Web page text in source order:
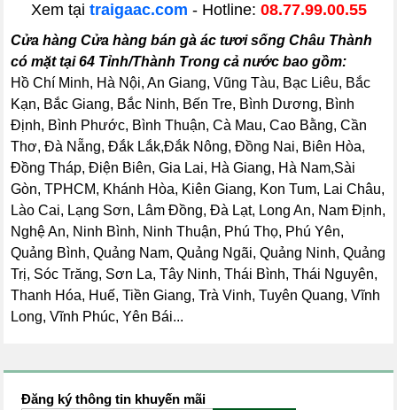
Xem tại traigaac.com - Hotline: 08.77.99.00.55
Cửa hàng Cửa hàng bán gà ác tươi sống Châu Thành
có mặt tại 64 Tỉnh/Thành Trong cả nước bao gồm:
Hồ Chí Minh, Hà Nội, An Giang, Vũng Tàu, Bạc Liêu, Bắc
Kạn, Bắc Giang, Bắc Ninh, Bến Tre, Bình Dương, Bình
Định, Bình Phước, Bình Thuận, Cà Mau, Cao Bằng, Cần
Thơ, Đà Nẵng, Đắk Lắk,Đắk Nông, Đồng Nai, Biên Hòa,
Đồng Tháp, Điện Biên, Gia Lai, Hà Giang, Hà Nam,Sài
Gòn, TPHCM, Khánh Hòa, Kiên Giang, Kon Tum, Lai Châu,
Lào Cai, Lạng Sơn, Lâm Đồng, Đà Lạt, Long An, Nam Định,
Nghệ An, Ninh Bình, Ninh Thuận, Phú Thọ, Phú Yên,
Quảng Bình, Quảng Nam, Quảng Ngãi, Quảng Ninh, Quảng
Trị, Sóc Trăng, Sơn La, Tây Ninh, Thái Bình, Thái Nguyên,
Thanh Hóa, Huế, Tiền Giang, Trà Vinh, Tuyên Quang, Vĩnh
Long, Vĩnh Phúc, Yên Bái...
Đăng ký thông tin khuyến mãi